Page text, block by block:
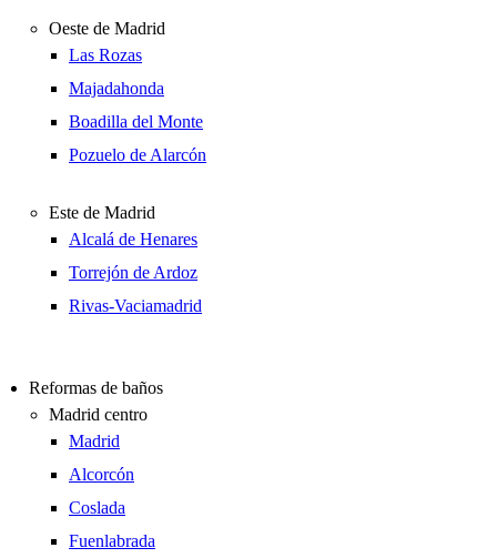
Oeste de Madrid
Las Rozas
Majadahonda
Boadilla del Monte
Pozuelo de Alarcón
Este de Madrid
Alcalá de Henares
Torrejón de Ardoz
Rivas-Vaciamadrid
Reformas de baños
Madrid centro
Madrid
Alcorcón
Coslada
Fuenlabrada